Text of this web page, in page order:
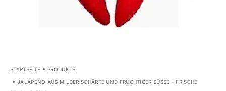
STARTSEITE PRODUKTE
JALAPENO AUS MILDER SCHÄRFE UND FRUCHTIGER SÜSSE – FRISCHE C